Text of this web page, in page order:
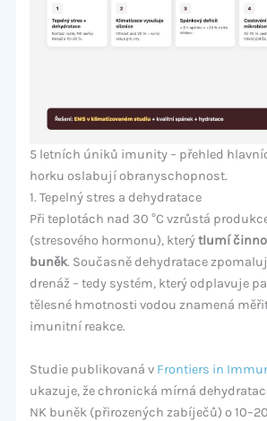
5 letních úniků imunity – přehled
horku oslabují obranyschopnost.
1. Tepelný stres a dehydratace
Při teplotách nad 30 °C vzrůstá
(stresového hormonu), kterýtlumí
buněk. Současně dehydratace
drenáž – tedy systém, který odplavuje
tělesné hmotnosti vodou znamená
imunitní reakce.
Studie publikovaná v Frontiers in
ukazuje, že chronická mírná
NK buněk (přirozených zabíječů) o